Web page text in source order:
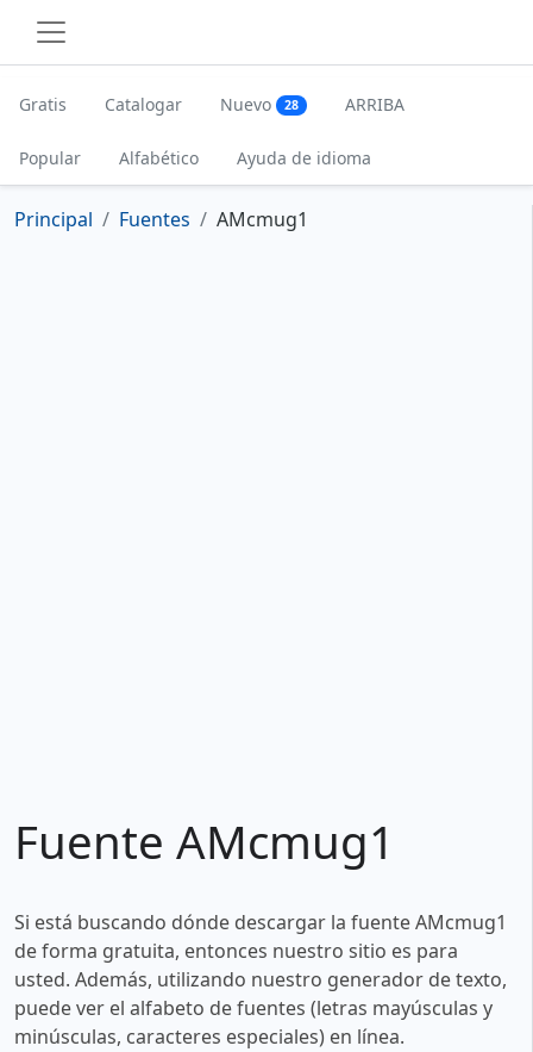
Gratis Catalogar Nuevo 28 ARRIBA
Popular Alfabético Ayuda de idioma
Principal Fuentes AMcmug1
Fuente AMcmug1
Si está buscando dónde descargar la fuente AMcmug1
de forma gratuita, entonces nuestro sitio es para
usted. Además, utilizando nuestro generador de texto,
puede ver el alfabeto de fuentes (letras mayúsculas y
minúsculas, caracteres especiales) en línea.